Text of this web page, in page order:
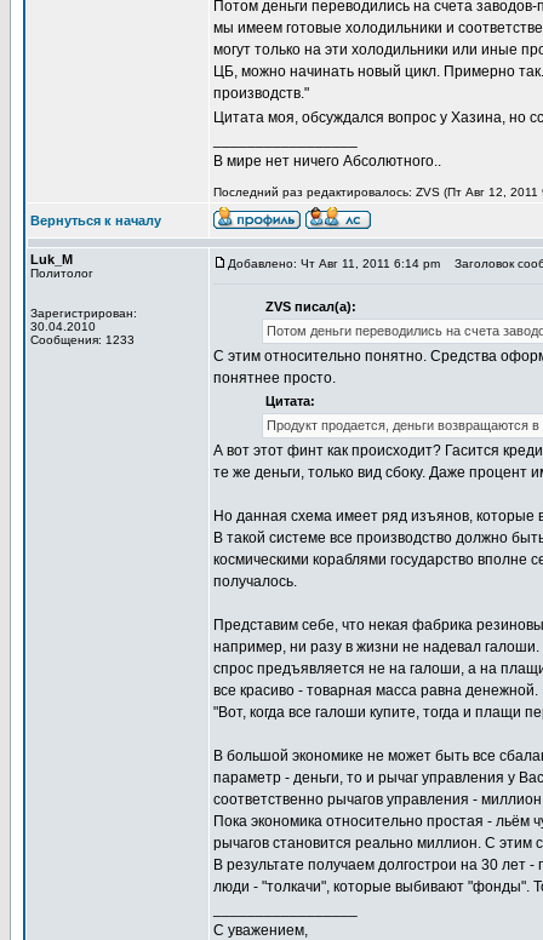
Потом деньги переводились на счета
мы имеем готовые холодильники и
могут только на эти холодильники или иные
ЦБ, можно начинать новый цикл. Примерно
производств."
Цитата моя, обсуждался вопрос у Хазина, но
В мире нет ничего Абсолютного..
Последний раз редактировалось: ZVS (Пт Авг 12, 2011
Вернуться к началу
Luk_M
Политолог
Зарегистрирован:
30.04.2010
Сообщения: 1233
Добавлено: Чт Авг 11, 2011 6:14 pm Заголовок
ZVS писал(а):
Потом деньги переводились на счета
С этим относительно понятно. Средства
понятнее просто.
Цитата:
Продукт продается, деньги возвращаются
А вот этот финт как происходит? Гасится
те же деньги, только вид сбоку. Даже процент
Но данная схема имеет ряд изъянов, которые
В такой системе все производство должно
космическими кораблями государство вполне
получалось.
Представим себе, что некая фабрика
например, ни разу в жизни не надевал
спрос предъявляется не на галоши, а на
все красиво - товарная масса равна денежной.
"Вот, когда все галоши купите, тогда и плащи
В большой экономике не может быть все
параметр - деньги, то и рычаг управления у
соответственно рычагов управления -
Пока экономика относительно простая - льём
рычагов становится реально миллион. С этим
В результате получаем долгострои на 30 лет
люди - "толкачи", которые выбивают "фонды".
С уважением,